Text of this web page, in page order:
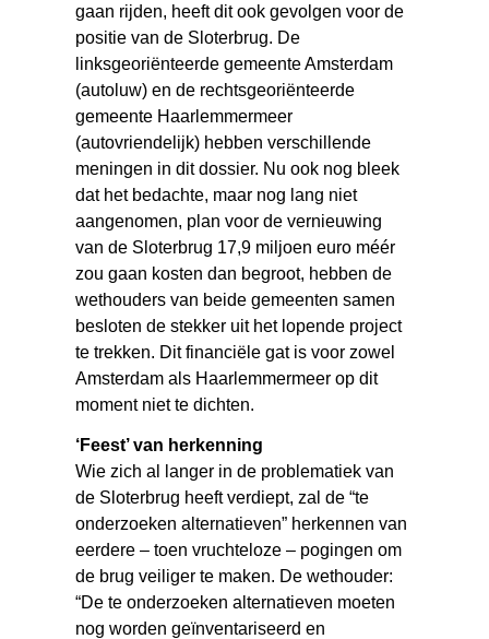
gaan rijden, heeft dit ook gevolgen voor de
positie van de Sloterbrug. De
linksgeoriënteerde gemeente Amsterdam
(autoluw) en de rechtsgeoriënteerde
gemeente Haarlemmermeer
(autovriendelijk) hebben verschillende
meningen in dit dossier. Nu ook nog bleek
dat het bedachte, maar nog lang niet
aangenomen, plan voor de vernieuwing
van de Sloterbrug 17,9 miljoen euro méér
zou gaan kosten dan begroot, hebben de
wethouders van beide gemeenten samen
besloten de stekker uit het lopende project
te trekken. Dit financiële gat is voor zowel
Amsterdam als Haarlemmermeer op dit
moment niet te dichten.
‘Feest’ van herkenning
Wie zich al langer in de problematiek van
de Sloterbrug heeft verdiept, zal de “te
onderzoeken alternatieven” herkennen van
eerdere – toen vruchteloze – pogingen om
de brug veiliger te maken. De wethouder:
“De te onderzoeken alternatieven moeten
nog worden geïnventariseerd en